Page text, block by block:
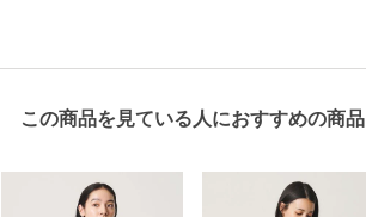
この商品を見ている人におすすめの商品